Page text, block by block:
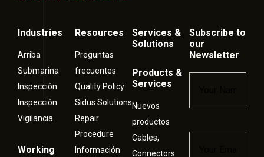
Industries
Arriba
Submarina
Inspección
Inspección
Vigilancia
Working
Resources
Preguntas
frecuentes
Quality Policy
Sidus Solutions
Repair
Procedure
Información
Services &
Solutions
Products &
Services
Nuevos
productos
Cables,
Connectors
Subscribe to
our
Newsletter